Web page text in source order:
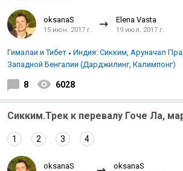
oksanaS
15 июн. 2017 г.
Elena Vasta
19 июл. 2017 г.
Гималаи и Тибет
Индия: Сикким, Аруначал
Западной Бенгалии (Дарджилинг, Калимпонг)
8 6028
Сикким.Трек к перевалу Гоче Ла,
1 2 3 4
oksanaS oksanaS